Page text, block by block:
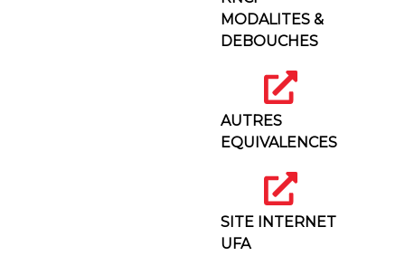
MODALITES &
DEBOUCHES
AUTRES
EQUIVALENCES
SITE INTERNET
UFA